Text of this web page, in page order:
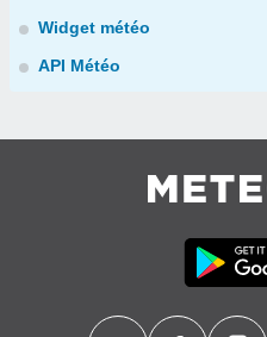
Widget météo
API Météo